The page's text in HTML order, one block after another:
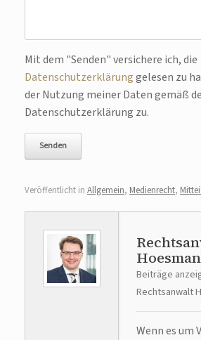
Bitte lasse dieses Feld leer.
Mit dem "Senden" versichere ich, die
Datenschutzerklärunggelesen zu
der Nutzung meiner Daten gemäß
Datenschutzerklärung zu.
Veröffentlicht in Allgemein, Medienrecht,
Beiträge
Rechtsanwalt
Wenn es um